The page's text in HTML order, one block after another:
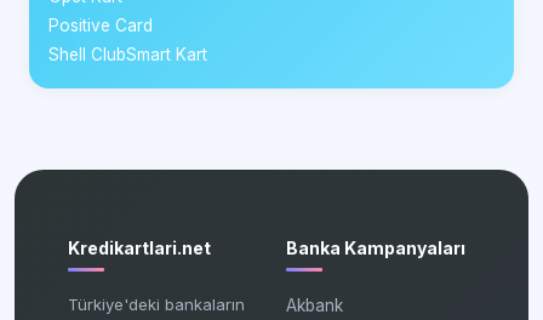
Positive Card
Shell ClubSmart Kart
Kredikartlari.net
Türkiye'deki bankaların
Banka Kampanyaları
Akbank